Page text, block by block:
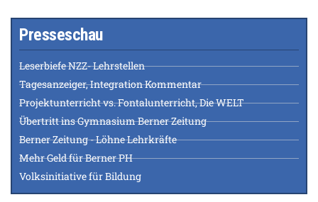
Presseschau
Leserbiefe NZZ- Lehrstellen
Tagesanzeiger, Integration Kommentar
Projektunterricht vs. Fontalunterricht, Die WELT
Übertritt ins Gymnasium Berner Zeitung
Berner Zeitung - Löhne Lehrkräfte
Mehr Geld für Berner PH
Volksinitiative für Bildung